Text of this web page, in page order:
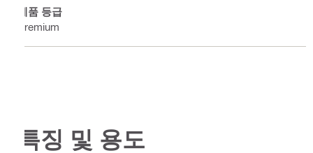
제품 등급
Premium
특징 및 용도